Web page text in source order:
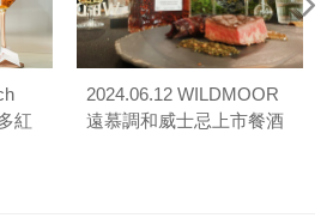
紅
2024.06.12 WILDMOOR
遠慕調和威士忌上市餐酒